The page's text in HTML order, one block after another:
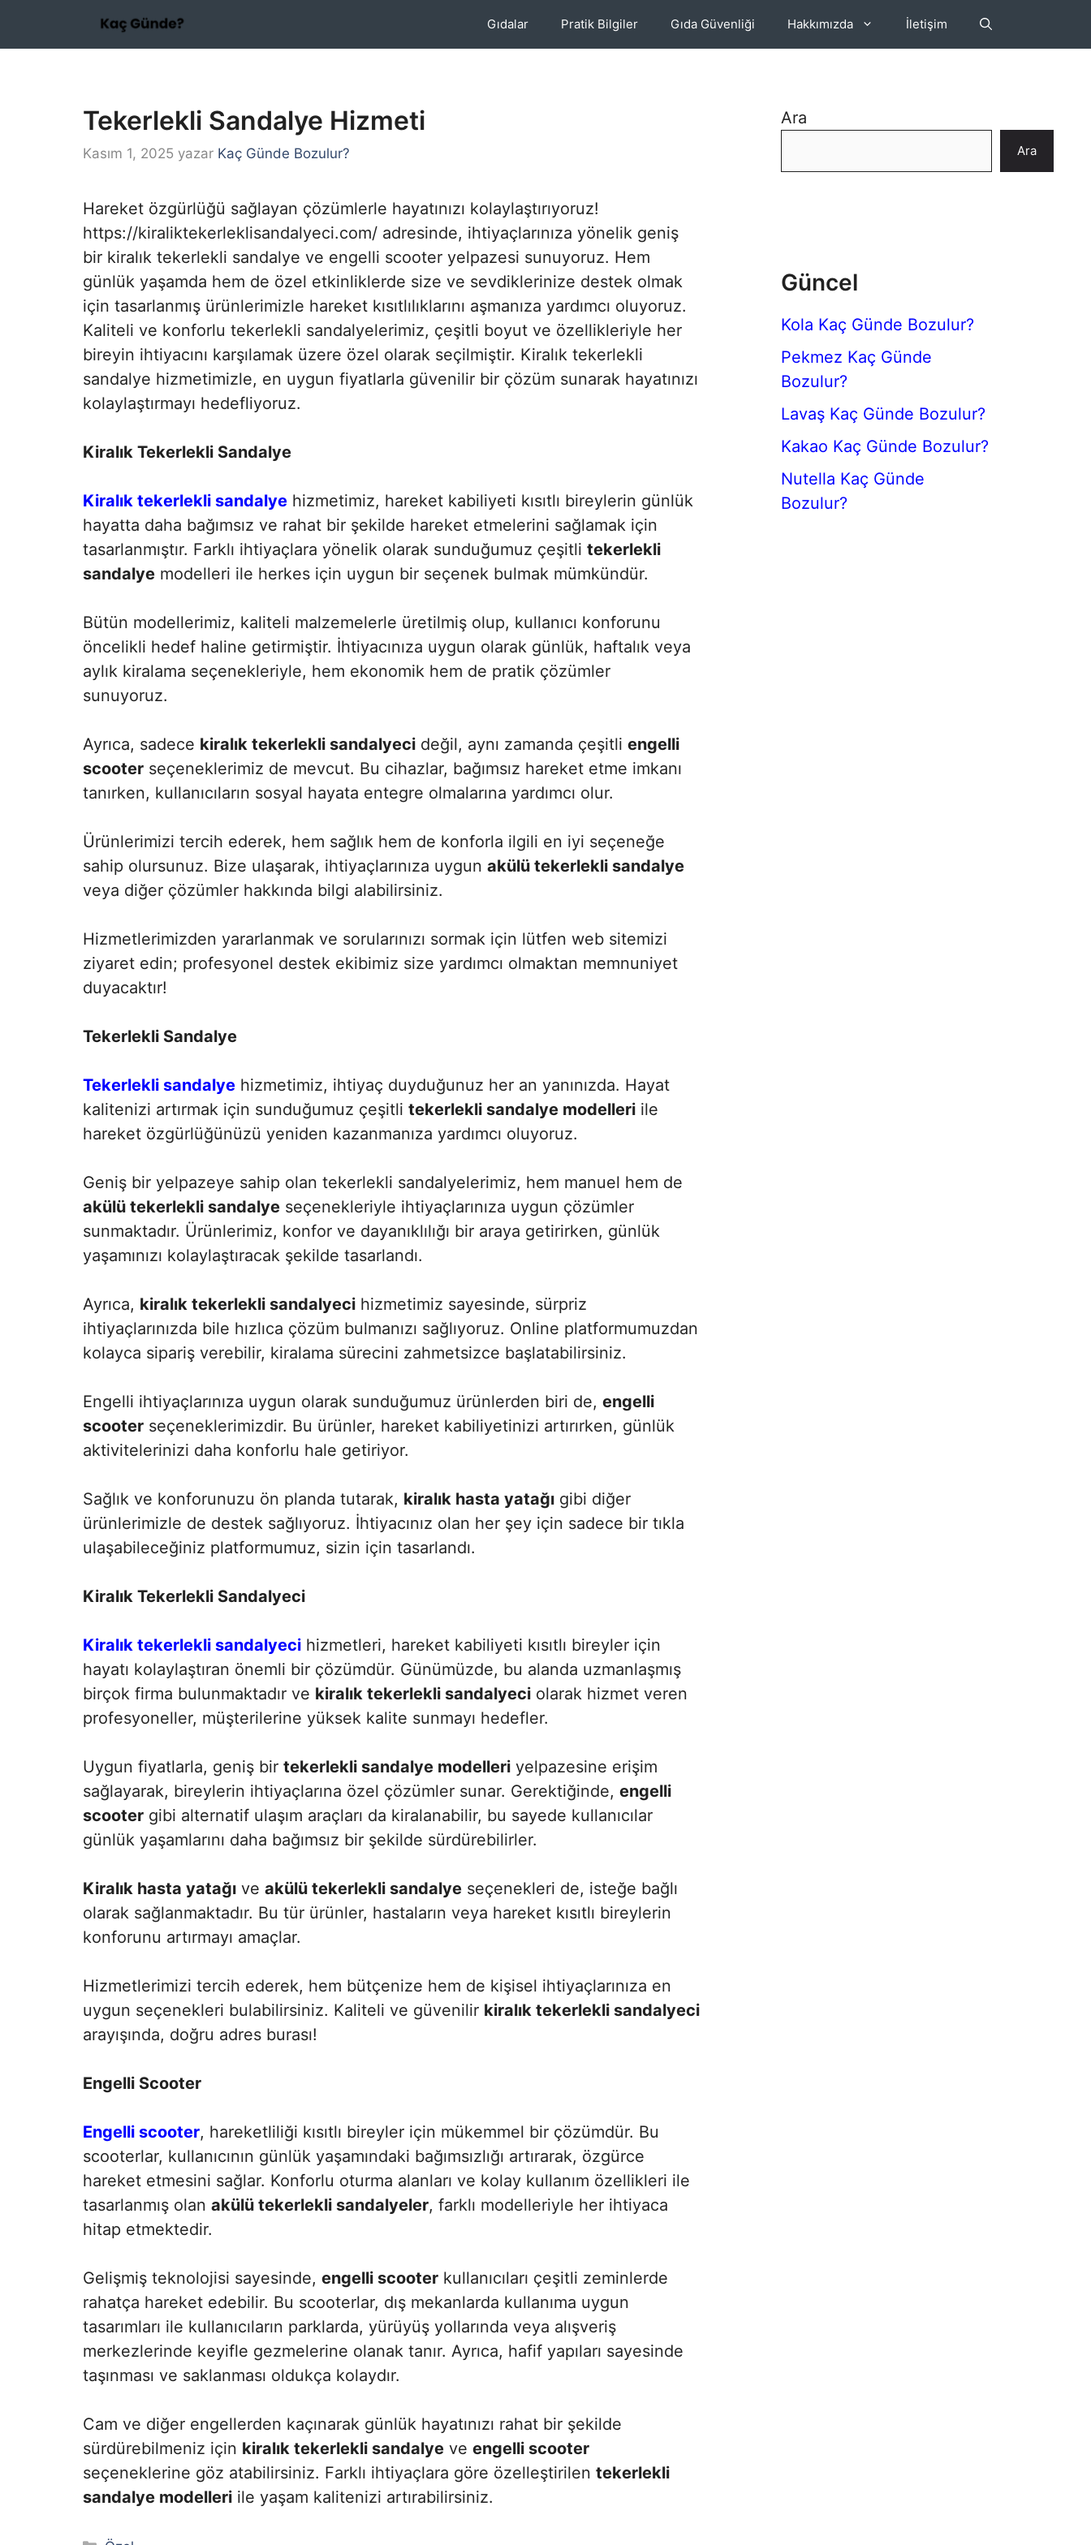
Gıdalar Pratik Bilgiler Gıda Güvenliği Hakkımızda İletişim
Tekerlekli Sandalye Hizmeti
Kasım 1, 2025 yazar Kaç Günde Bozulur?
Hareket özgürlüğü sağlayan çözümlerle hayatınızı kolaylaştırıyoruz!
https://kiraliktekerleklisandalyeci.com/ adresinde, ihtiyaçlarınıza yönelik geniş
bir kiralık tekerlekli sandalye ve engelli scooter yelpazesi sunuyoruz. Hem
günlük yaşamda hem de özel etkinliklerde size ve sevdiklerinize destek olmak
için tasarlanmış ürünlerimizle hareket kısıtlılıklarını aşmanıza yardımcı oluyoruz.
Kaliteli ve konforlu tekerlekli sandalyelerimiz, çeşitli boyut ve özellikleriyle her
bireyin ihtiyacını karşılamak üzere özel olarak seçilmiştir. Kiralık tekerlekli
sandalye hizmetimizle, en uygun fiyatlarla güvenilir bir çözüm sunarak hayatınızı
kolaylaştırmayı hedefliyoruz.
Kiralık Tekerlekli Sandalye
Kiralık tekerlekli sandalye hizmetimiz, hareket kabiliyeti kısıtlı bireylerin günlük
hayatta daha bağımsız ve rahat bir şekilde hareket etmelerini sağlamak için
tasarlanmıştır. Farklı ihtiyaçlara yönelik olarak sunduğumuz çeşitli tekerlekli
sandalye modelleri ile herkes için uygun bir seçenek bulmak mümkündür.
Bütün modellerimiz, kaliteli malzemelerle üretilmiş olup, kullanıcı konforunu
öncelikli hedef haline getirmiştir. İhtiyacınıza uygun olarak günlük, haftalık veya
aylık kiralama seçenekleriyle, hem ekonomik hem de pratik çözümler
sunuyoruz.
Ayrıca, sadece kiralık tekerlekli sandalyeci değil, aynı zamanda çeşitli engelli
scooter seçeneklerimiz de mevcut. Bu cihazlar, bağımsız hareket etme imkanı
tanırken, kullanıcıların sosyal hayata entegre olmalarına yardımcı olur.
Ürünlerimizi tercih ederek, hem sağlık hem de konforla ilgili en iyi seçeneğe
sahip olursunuz. Bize ulaşarak, ihtiyaçlarınıza uygun akülü tekerlekli sandalye
veya diğer çözümler hakkında bilgi alabilirsiniz.
Hizmetlerimizden yararlanmak ve sorularınızı sormak için lütfen web sitemizi
ziyaret edin; profesyonel destek ekibimiz size yardımcı olmaktan memnuniyet
duyacaktır!
Tekerlekli Sandalye
Tekerlekli sandalye hizmetimiz, ihtiyaç duyduğunuz her an yanınızda. Hayat
kalitenizi artırmak için sunduğumuz çeşitli tekerlekli sandalye modelleri ile
hareket özgürlüğünüzü yeniden kazanmanıza yardımcı oluyoruz.
Geniş bir yelpazeye sahip olan tekerlekli sandalyelerimiz, hem manuel hem de
akülü tekerlekli sandalye seçenekleriyle ihtiyaçlarınıza uygun çözümler
sunmaktadır. Ürünlerimiz, konfor ve dayanıklılığı bir araya getirirken, günlük
yaşamınızı kolaylaştıracak şekilde tasarlandı.
Ayrıca, kiralık tekerlekli sandalyeci hizmetimiz sayesinde, sürpriz
ihtiyaçlarınızda bile hızlıca çözüm bulmanızı sağlıyoruz. Online platformumuzdan
kolayca sipariş verebilir, kiralama sürecini zahmetsizce başlatabilirsiniz.
Engelli ihtiyaçlarınıza uygun olarak sunduğumuz ürünlerden biri de, engelli
scooter seçeneklerimizdir. Bu ürünler, hareket kabiliyetinizi artırırken, günlük
aktivitelerinizi daha konforlu hale getiriyor.
Sağlık ve konforunuzu ön planda tutarak, kiralık hasta yatağı gibi diğer
ürünlerimizle de destek sağlıyoruz. İhtiyacınız olan her şey için sadece bir tıkla
ulaşabileceğiniz platformumuz, sizin için tasarlandı.
Kiralık Tekerlekli Sandalyeci
Kiralık tekerlekli sandalyeci hizmetleri, hareket kabiliyeti kısıtlı bireyler için
hayatı kolaylaştıran önemli bir çözümdür. Günümüzde, bu alanda uzmanlaşmış
birçok firma bulunmaktadır ve kiralık tekerlekli sandalyeci olarak hizmet veren
profesyoneller, müşterilerine yüksek kalite sunmayı hedefler.
Uygun fiyatlarla, geniş bir tekerlekli sandalye modelleri yelpazesine erişim
sağlayarak, bireylerin ihtiyaçlarına özel çözümler sunar. Gerektiğinde, engelli
scooter gibi alternatif ulaşım araçları da kiralanabilir, bu sayede kullanıcılar
günlük yaşamlarını daha bağımsız bir şekilde sürdürebilirler.
Kiralık hasta yatağı ve akülü tekerlekli sandalye seçenekleri de, isteğe bağlı
olarak sağlanmaktadır. Bu tür ürünler, hastaların veya hareket kısıtlı bireylerin
konforunu artırmayı amaçlar.
Hizmetlerimizi tercih ederek, hem bütçenize hem de kişisel ihtiyaçlarınıza en
uygun seçenekleri bulabilirsiniz. Kaliteli ve güvenilir kiralık tekerlekli sandalyeci
arayışında, doğru adres burası!
Engelli Scooter
Engelli scooter, hareketliliği kısıtlı bireyler için mükemmel bir çözümdür. Bu
scooterlar, kullanıcının günlük yaşamındaki bağımsızlığı artırarak, özgürce
hareket etmesini sağlar. Konforlu oturma alanları ve kolay kullanım özellikleri ile
tasarlanmış olan akülü tekerlekli sandalyeler, farklı modelleriyle her ihtiyaca
hitap etmektedir.
Gelişmiş teknolojisi sayesinde, engelli scooter kullanıcıları çeşitli zeminlerde
rahatça hareket edebilir. Bu scooterlar, dış mekanlarda kullanıma uygun
tasarımları ile kullanıcıların parklarda, yürüyüş yollarında veya alışveriş
merkezlerinde keyifle gezmelerine olanak tanır. Ayrıca, hafif yapıları sayesinde
taşınması ve saklanması oldukça kolaydır.
Cam ve diğer engellerden kaçınarak günlük hayatınızı rahat bir şekilde
sürdürebilmeniz için kiralık tekerlekli sandalye ve engelli scooter
seçeneklerine göz atabilirsiniz. Farklı ihtiyaçlara göre özelleştirilen tekerlekli
sandalye modelleri ile yaşam kalitenizi artırabilirsiniz.
Ara
Ara
Güncel
Kola Kaç Günde Bozulur?
Pekmez Kaç Günde
Bozulur?
Lavaş Kaç Günde Bozulur?
Kakao Kaç Günde Bozulur?
Nutella Kaç Günde
Bozulur?